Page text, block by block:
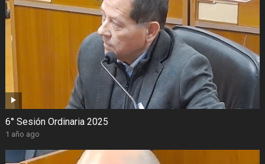
6° Sesión Ordinaria 2025
1 año ago